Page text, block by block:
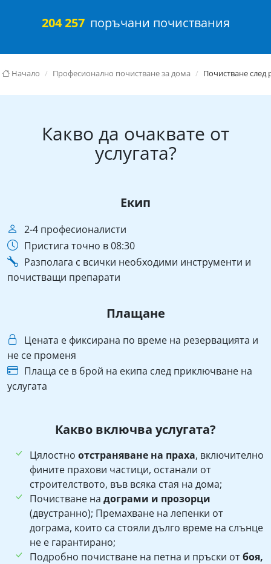
204 257 поръчани почиствания
Начало Професионално почистване за дома Почистване след
Какво да очаквате от
услугата?
Екип
2-4 професионалисти
Пристига точно в 08:30
Разполага с всички необходими инструменти и
почистващи препарати
Плащане
Цената е фиксирана по време на резервацията и
не се променя
Плаща се в брой на екипа след приключване на
услугата
Какво включва услугата?
Цялостно отстраняване на праха, включително
фините прахови частици, останали от
строителството, във всяка стая на дома;
Почистване на дограми и прозорци
(двустранно); Премахване на лепенки от
дограма, които са стояли дълго време на слънце
не е гарантирано;
Подробно почистване на петна и пръски отбоя,